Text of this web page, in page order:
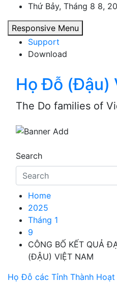
content
Thứ Bảy, Tháng 8 8,
Responsive Menu
Support
Download
Họ Đỗ (Đậu)
The Do families of
Search
Home
2025
Tháng 1
9
CÔNG BỐ KẾT QUẢ
(ĐẬU) VIỆT NAM
Họ Đỗ các Tỉnh Thành